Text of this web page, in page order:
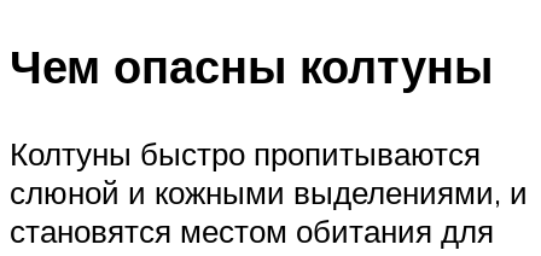
Чем опасны колтуны
Колтуны быстро пропитываются
слюной и кожными выделениями, и
становятся местом обитания для